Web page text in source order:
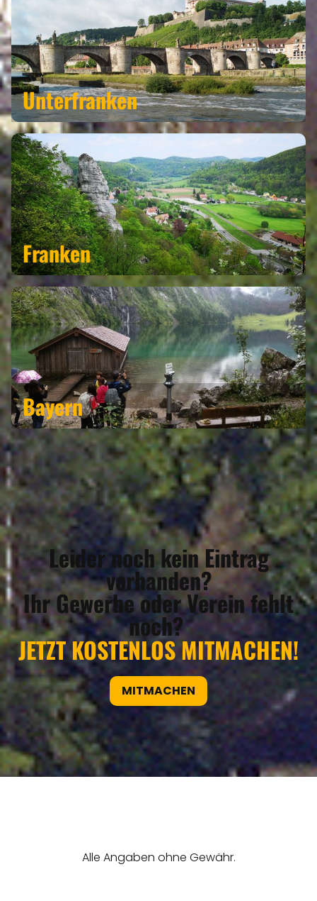
Unterfranken
Franken
Bayern
Leider noch kein Eintrag
vorhanden?
Ihr Gewerbe oder Verein fehlt
noch?
JETZT KOSTENLOS MITMACHEN!
MITMACHEN